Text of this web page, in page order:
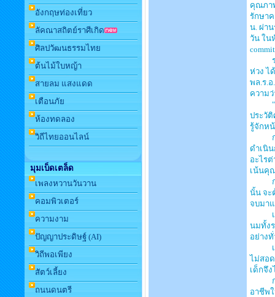
อังกฤษท่องเที่ยว
ลัคณาสถิตย์ราศีเกิด
ศิลปวัฒนธรรมไทย
ต้นไม้ใบหญ้า
สายลม แสงแดด
เตือนภัย
ห้องทดลอง
วิถีไทยออนไลน์
มุมเบ็ดเตล็ด
เพลงหวานวันวาน
คอมพิวเตอร์
ความงาม
ปัญญาประดิษฐ์ (AI)
วิถีพอเพียง
สัตว์เลี้ยง
ถนนดนตรี
คุณภา
รักษา
น. ผ่า
วัน ใน
ราย
ห่วง ไ
พล.ร.
ความว่
"ระบ
ประวั
รู้จักห
การ
ดำเนิ
อะไร
เน้นคุ
การ
นั้น จะ
จบมา
เรื่อ
นมทั้ง
อย่าง
เรื่อ
ไม่สอ
เด็กจึ
กระ
อาชีพ